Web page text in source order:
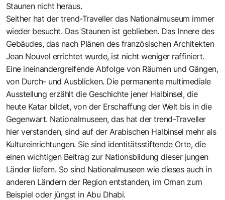
Staunen nicht heraus.
Seither hat der trend-Traveller das Nationalmuseum immer
wieder besucht. Das Staunen ist geblieben. Das Innere des
Gebäudes, das nach Plänen des französischen Architekten
Jean Nouvel errichtet wurde, ist nicht weniger raffiniert.
Eine ineinandergreifende Abfolge von Räumen und Gängen,
von Durch- und Ausblicken. Die permanente multimediale
Ausstellung erzählt die Geschichte jener Halbinsel, die
heute Katar bildet, von der Erschaffung der Welt bis in die
Gegenwart. Nationalmuseen, das hat der trend-Traveller
hier verstanden, sind auf der Arabischen Halbinsel mehr als
Kultureinrichtungen. Sie sind identitätsstiftende Orte, die
einen wichtigen Beitrag zur Nationsbildung dieser jungen
Länder liefern. So sind Nationalmuseen wie dieses auch in
anderen Ländern der Region entstanden, im Oman zum
Beispiel oder jüngst in Abu Dhabi.